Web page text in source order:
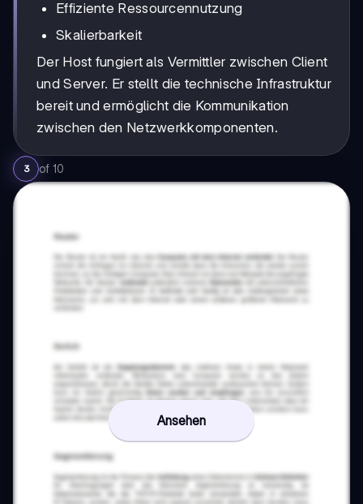
Effiziente Ressourcennutzung
Skalierbarkeit
Der Host fungiert als Vermittler zwischen Client
und Server. Er stellt die technische Infrastruktur
bereit und ermöglicht die Kommunikation
zwischen den Netzwerkkomponenten.
3 of 10
Ansehen